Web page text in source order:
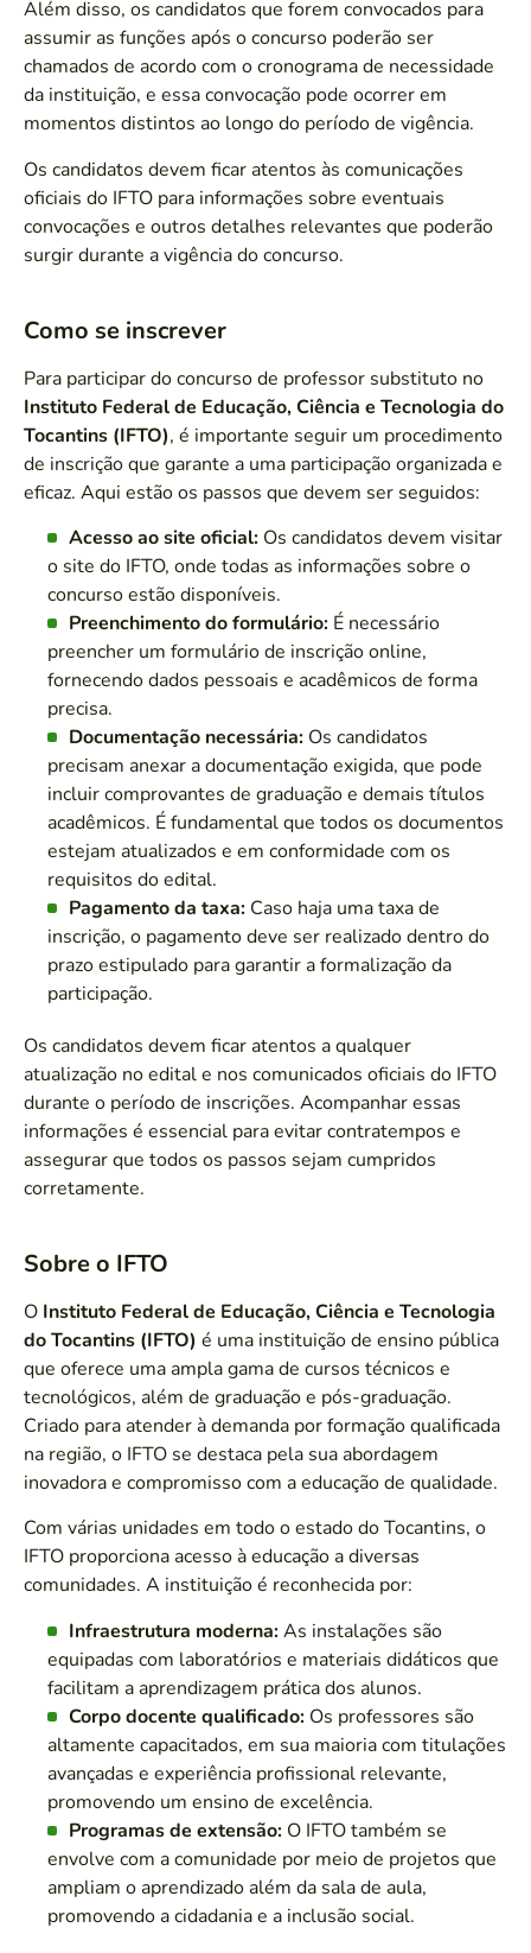
Além disso, os candidatos que forem convocados para
assumir as funções após o concurso poderão ser
chamados de acordo com o cronograma de necessidade
da instituição, e essa convocação pode ocorrer em
momentos distintos ao longo do período de vigência.
Os candidatos devem ficar atentos às comunicações
oficiais do IFTO para informações sobre eventuais
convocações e outros detalhes relevantes que poderão
surgir durante a vigência do concurso.
Como se inscrever
Para participar do concurso de professor substituto no
Instituto Federal de Educação, Ciência e Tecnologia do
Tocantins (IFTO), é importante seguir um procedimento
de inscrição que garante a uma participação organizada e
eficaz. Aqui estão os passos que devem ser seguidos:
Acesso ao site oficial: Os candidatos devem visitar
o site do IFTO, onde todas as informações sobre o
concurso estão disponíveis.
Preenchimento do formulário: É necessário
preencher um formulário de inscrição online,
fornecendo dados pessoais e acadêmicos de forma
precisa.
Documentação necessária: Os candidatos
precisam anexar a documentação exigida, que pode
incluir comprovantes de graduação e demais títulos
acadêmicos. É fundamental que todos os documentos
estejam atualizados e em conformidade com os
requisitos do edital.
Pagamento da taxa: Caso haja uma taxa de
inscrição, o pagamento deve ser realizado dentro do
prazo estipulado para garantir a formalização da
participação.
Os candidatos devem ficar atentos a qualquer
atualização no edital e nos comunicados oficiais do IFTO
durante o período de inscrições. Acompanhar essas
informações é essencial para evitar contratempos e
assegurar que todos os passos sejam cumpridos
corretamente.
Sobre o IFTO
O Instituto Federal de Educação, Ciência e Tecnologia
do Tocantins (IFTO) é uma instituição de ensino pública
que oferece uma ampla gama de cursos técnicos e
tecnológicos, além de graduação e pós-graduação.
Criado para atender à demanda por formação qualificada
na região, o IFTO se destaca pela sua abordagem
inovadora e compromisso com a educação de qualidade.
Com várias unidades em todo o estado do Tocantins, o
IFTO proporciona acesso à educação a diversas
comunidades. A instituição é reconhecida por:
Infraestrutura moderna:As instalações são
equipadas com laboratórios e materiais didáticos que
facilitam a aprendizagem prática dos alunos.
Corpo docente qualificado: Os professores são
altamente capacitados, em sua maioria com titulações
avançadas e experiência profissional relevante,
promovendo um ensino de excelência.
Programas de extensão: O IFTO também se
envolve com a comunidade por meio de projetos que
ampliam o aprendizado além da sala de aula,
promovendo a cidadania e a inclusão social.